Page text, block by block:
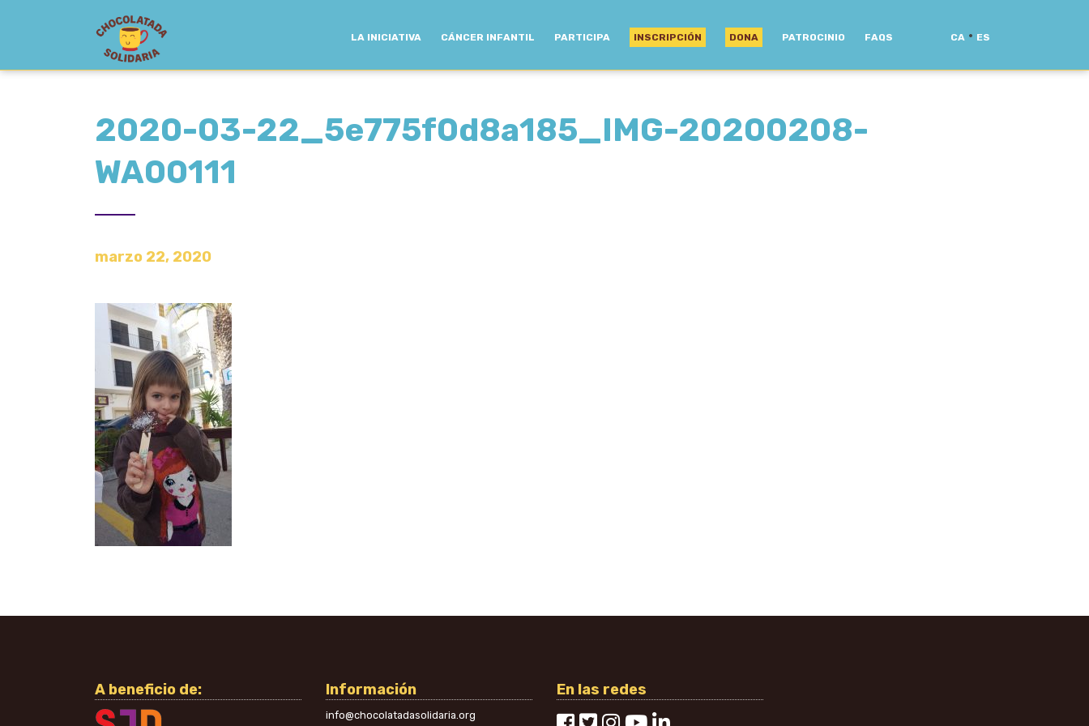
LA INICIATIVA CÁNCER INFANTIL PARTICIPA INSCRIPCIÓN DONA PATROCINIO FAQS CA · ES
2020-03-22_5e775f0d8a185_IMG-20200208-
WA00111
marzo 22, 2020
A beneficio de: Información
info@chocolatadasolidaria.org
En las redes